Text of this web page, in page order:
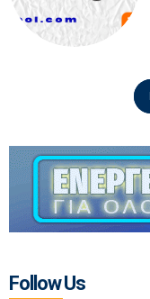
Follow Us